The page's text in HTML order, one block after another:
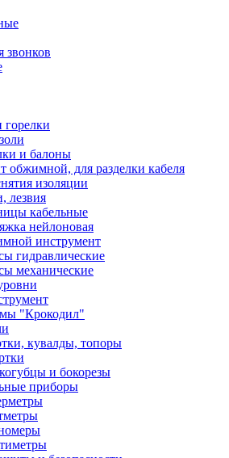
звонков
горелки
и балоны
обжимной, для разделки кабеля
изоляции
лезвия
кабельные
нейлоновая
инструмент
гидравлические
механические
"Крокодил"
кувалды, топоры
и бокорезы
приборы